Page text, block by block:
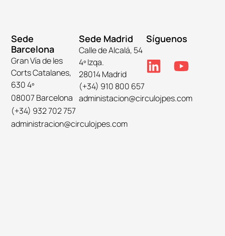
Sede
Barcelona
Gran Vía de les
Corts Catalanes,
630 4º
08007 Barcelona
(+34) 932 702 757
administracion@circulojpes.com
Sede Madrid
Calle de Alcalá, 54
4º Izqa.
28014 Madrid
(+34) 910 800 657
administacion@circulojpes.com
Síguenos